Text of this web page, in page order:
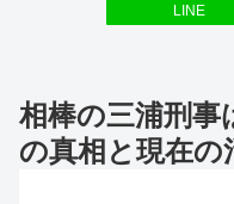
LINE
相棒の三浦刑事
の真相と現在の